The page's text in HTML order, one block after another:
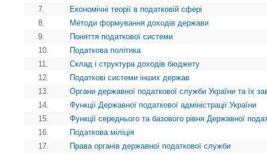
7.
Економічні теорії в податковій сфері
8.
Методи формування доходів держави
9.
Поняття податкової системи
10.
Податкова політика
11.
Склад і структура доходів бюджету
12.
Податкові системи інших держав
13.
Органи державної податкової служби України та їх
14.
Функції Державної податкової адміністрації України
15.
Функції середнього та базового рівня Державної
16.
Податкова міліція
17.
Права органів державної податкової служби